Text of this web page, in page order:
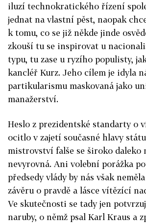
iluzí technokratického řízení
jednat na vlastní pěst, naopak
k tomu, co se již někde jinde
zkouší tu se inspirovat u
typu, tu zase u ryzího populisty,
kancléř Kurz. Jeho cílem je idyla
partikularismu maskovaná jako
manažerství.
Heslo z prezidentské standarty o
ocitlo v zajetí současné hlavy
mistrovství falše se široko daleko
nevyrovná. Ani volební porážka
předsedy vlády by nás však
závěru o pravdě a lásce vítězící
Ve skutečnosti se tady jen
naruby, o němž psal Karl Kraus a